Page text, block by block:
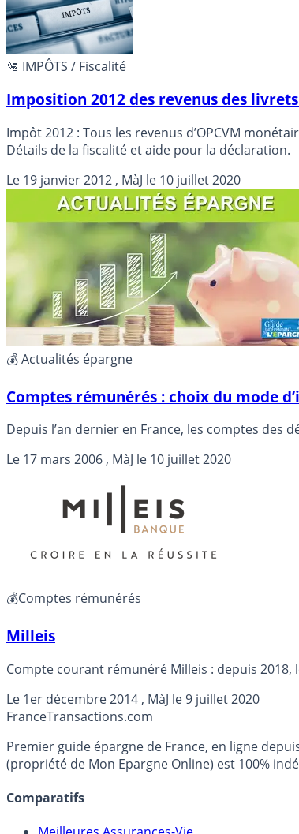
🛂 IMPÔTS / Fiscalité
Imposition 2012 des revenus des
Impôt 2012 : Tous les revenus d’OPCVM
Détails de la fiscalité et aide pour la déclaration.
Le 19 janvier 2012 , MàJ le 10 juillet 2020
💰 Actualités épargne
Comptes rémunérés : choix du mode
Le 17 mars 2006 , MàJ le 10 juillet 2020
💰Comptes rémunérés
Milleis
Compte courant rémunéré Milleis : depuis
Le 1er décembre 2014 , MàJ le9 juillet 2020
FranceTransactions.com
Premier guide épargne de France, en ligne
(propriété de Mon Epargne Online) est 100%
Comparatifs